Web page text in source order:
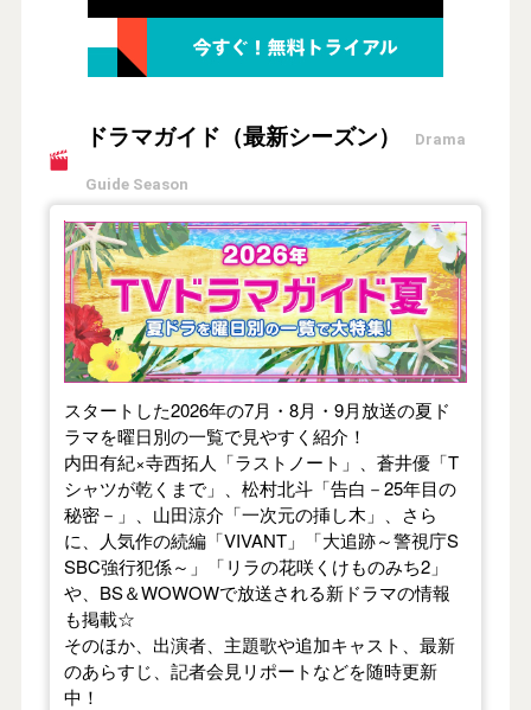
ドラマガイド（最新シーズン） Drama
Guide Season
【2026年夏】TVドラマガイド
スタートした2026年の7月・8月・9月放送の夏ド
ラマを曜日別の一覧で見やすく紹介！
内田有紀×寺西拓人「ラストノート」、蒼井優「T
シャツが乾くまで」、松村北斗「告白－25年目の
秘密－」、山田涼介「一次元の挿し木」、さら
に、人気作の続編「VIVANT」「大追跡～警視庁S
SBC強行犯係～」「リラの花咲くけものみち2」
や、BS＆WOWOWで放送される新ドラマの情報
も掲載☆
そのほか、出演者、主題歌や追加キャスト、最新
のあらすじ、記者会見リポートなどを随時更新
中！